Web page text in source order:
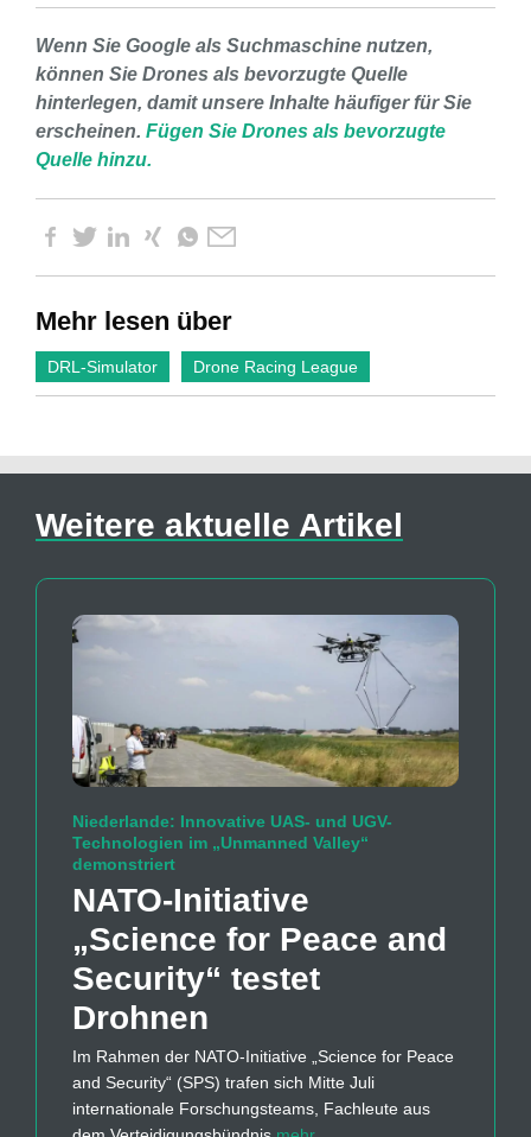
Wenn Sie Google als Suchmaschine nutzen,
können Sie Drones als bevorzugte Quelle
hinterlegen, damit unsere Inhalte häufiger für Sie
erscheinen. Fügen Sie Drones als bevorzugte
Quelle hinzu.
Mehr lesen über
DRL-Simulator Drone Racing League
Weitere aktuelle Artikel
Niederlande: Innovative UAS- und UGV-
Technologien im „Unmanned Valley“
demonstriert
NATO-Initiative
„Science for Peace and
Security“ testet
Drohnen
Im Rahmen der NATO-Initiative „Science for Peace
and Security“ (SPS) trafen sich Mitte Juli
internationale Forschungsteams, Fachleute aus